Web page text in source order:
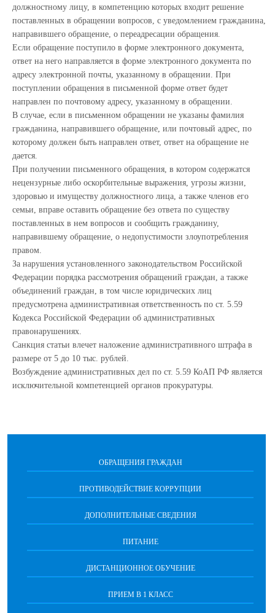
должностному лицу, в компетенцию которых входит решение
поставленных в обращении вопросов, с уведомлением гражданина,
направившего обращение, о переадресации обращения.
Если обращение поступило в форме электронного документа,
ответ на него направляется в форме электронного документа по
адресу электронной почты, указанному в обращении. При
поступлении обращения в письменной форме ответ будет
направлен по почтовому адресу, указанному в обращении.
В случае, если в письменном обращении не указаны фамилия
гражданина, направившего обращение, или почтовый адрес, по
которому должен быть направлен ответ, ответ на обращение не
дается.
При получении письменного обращения, в котором содержатся
нецензурные либо оскорбительные выражения, угрозы жизни,
здоровью и имуществу должностного лица, а также членов его
семьи, вправе оставить обращение без ответа по существу
поставленных в нем вопросов и сообщить гражданину,
направившему обращение, о недопустимости злоупотребления
правом.
За нарушения установленного законодательством Российской
Федерации порядка рассмотрения обращений граждан, а также
объединений граждан, в том числе юридических лиц
предусмотрена административная ответственность по ст. 5.59
Кодекса Российской Федерации об административных
правонарушениях.
Санкция статьи влечет наложение административного штрафа в
размере от 5 до 10 тыс. рублей.
Возбуждение административных дел по ст. 5.59 КоАП РФ является
исключительной компетенцией органов прокуратуры.
ОБРАЩЕНИЯ ГРАЖДАН
ПРОТИВОДЕЙСТВИЕ КОРРУПЦИИ
ДОПОЛНИТЕЛЬНЫЕ СВЕДЕНИЯ
ПИТАНИЕ
ДИСТАНЦИОННОЕ ОБУЧЕНИЕ
ПРИЕМ В 1 КЛАСС